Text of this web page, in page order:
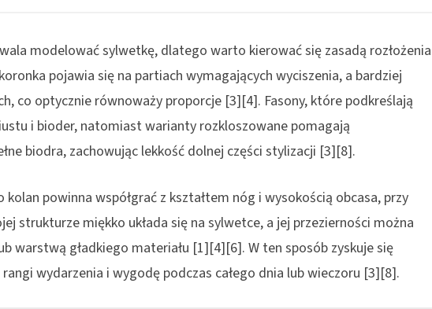
modelować sylwetkę, dlatego warto kierować się zasadą rozłożenia
pojawia się na partiach wymagających wyciszenia, a bardziej
co optycznie równoważy proporcje [3][4]. Fasony, które podkreślają
i bioder, natomiast warianty rozkloszowane pomagają
biodra, zachowując lekkość dolnej części stylizacji [3][8].
kolan powinna współgrać z kształtem nóg i wysokością obcasa, przy
strukturze miękko układa się na sylwetce, a jej przezierności można
warstwą gładkiego materiału [1][4][6]. W ten sposób zyskuje się
wydarzenia i wygodę podczas całego dnia lub wieczoru [3][8].